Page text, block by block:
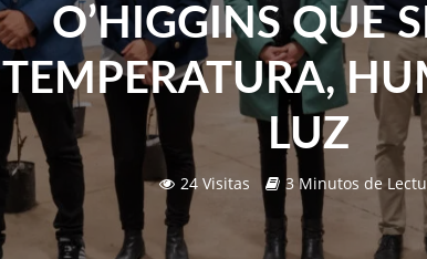
O’HIGGINS QUE
TEMPERATURA,
LUZ
24 Visitas 3 Minutos de